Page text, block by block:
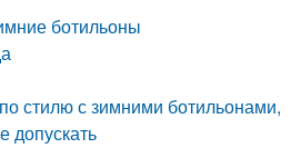
ботильоны
стилю с зимними ботильонами,
допускать